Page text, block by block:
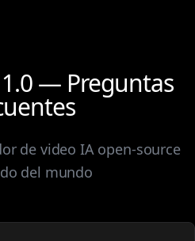
— Preguntas
de video IA open-source
del mundo